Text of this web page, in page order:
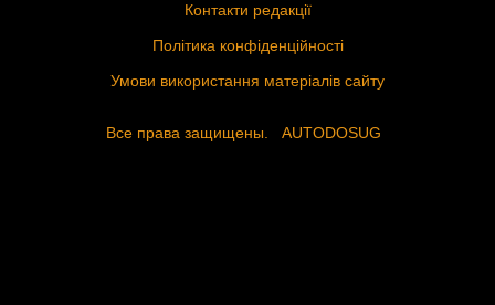
Контакти редакції
Політика конфіденційності
Умови використання матеріалів сайту
Все права защищены. AUTODOSUG